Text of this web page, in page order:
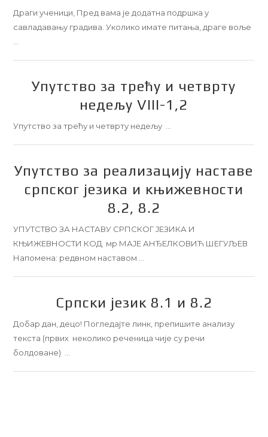
Драги ученици, Пред вама је додатна подршка у
савладавању градива. Уколико имате питања, драге воље
Упутство за трећу и четврту
недељу VIII-1,2
Упутство за трећу и четврту недељу …
Упутство за реализацију наставе
српског језика и књижевности
8.2, 8.2
УПУТСТВО ЗА НАСТАВУ СРПСКОГ ЈЕЗИКА И
КЊИЖЕВНОСТИ КОД мр МАЈЕ АНЂЕЛКОВИЋ ШЕГУЉЕВ
Напомена: редвном наставом …
Српски језик 8.1 и 8.2
Добар дан, децо! Погледајте линк, препишите анализу
текста (првих неколико реченица чије су речи
болдоване) …